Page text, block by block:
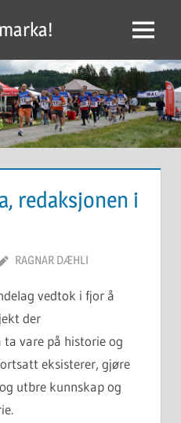
Menu
redaksjonen i
RAGNAR DÆHLI
vedtok i fjor å
der
vare på historie og
eksisterer, gjøre
utbre kunnskap og